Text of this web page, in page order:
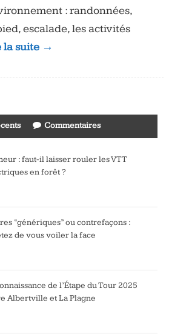
: randonnées,
escalade, les activités
la suite →
Commentaires
: faut-il laisser rouler les VTT
en forêt ?
“génériques” ou contrefaçons :
de vous voiler la face
de l’Étape du Tour 2025
Albertville et La Plagne